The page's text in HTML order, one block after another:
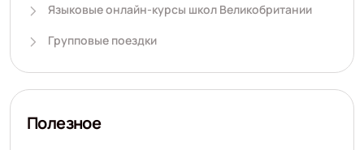
Языковые онлайн-курсы школ Великобритании
Групповые поездки
Полезное